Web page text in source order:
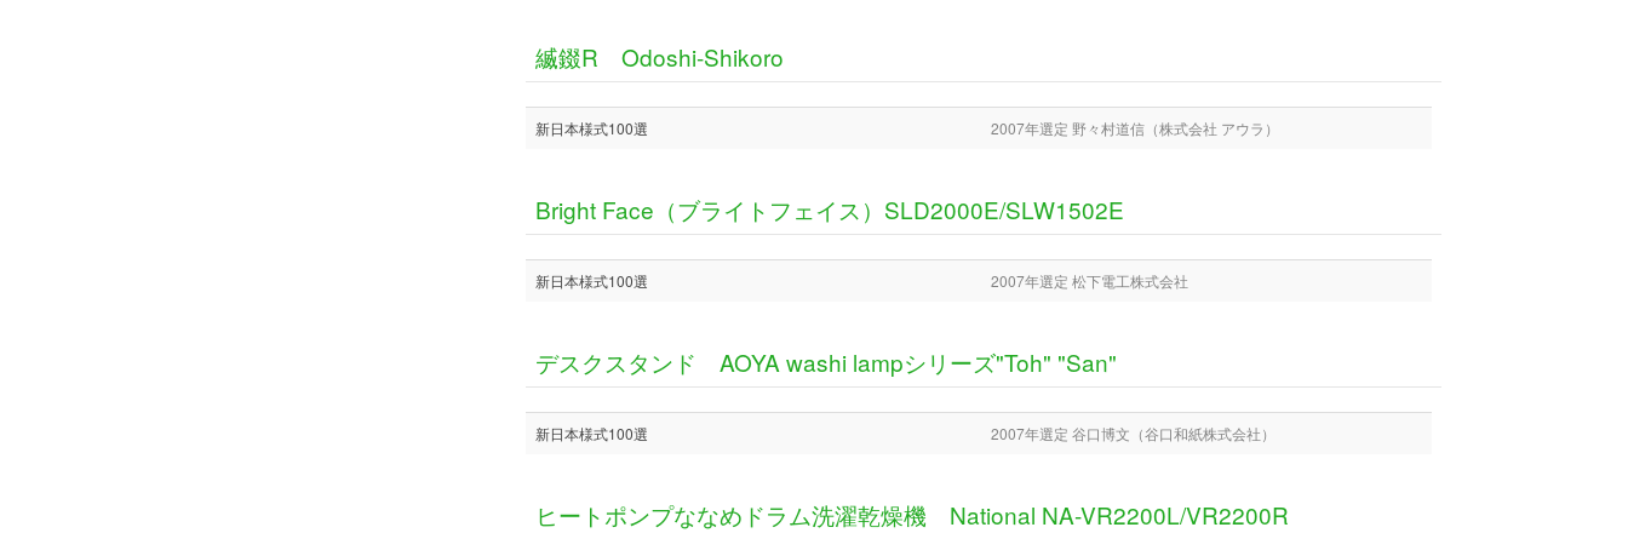
縅錣R Odoshi-Shikoro
新日本様式100選 2007年選定 野々村道信（株式会社 アウラ）
Bright Face（ブライトフェイス）SLD2000E/SLW1502E
新日本様式100選 2007年選定 松下電工株式会社
デスクスタンド AOYA washi lampシリーズ"Toh" "San"
新日本様式100選 2007年選定 谷口博文（谷口和紙株式会社）
ヒートポンプななめドラム洗濯乾燥機 National NA-VR2200L/VR2200R